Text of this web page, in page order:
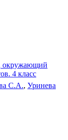
окружающий
4 класс
С.А., Уринева